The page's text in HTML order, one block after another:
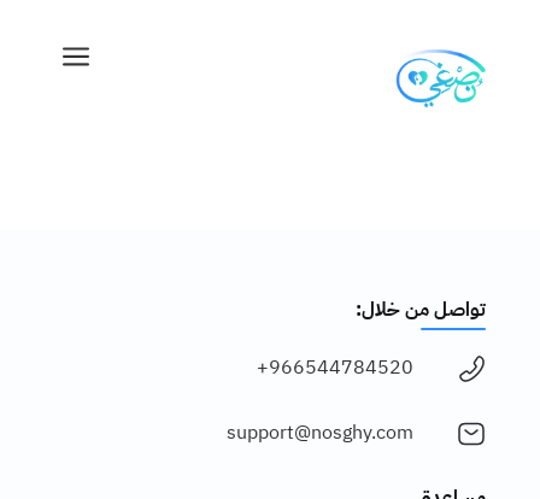
a
تواصل من خلال:
966544784520+
support@nosghy.com